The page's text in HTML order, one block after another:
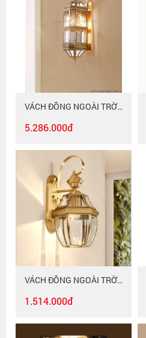
VÁCH ĐỒNG NGOÀI TRỜI VD - 688 - 20
5.286.000đ
VÁCH ĐỒNG NGOÀI TRỜI VD - 687C - 20
1.514.000đ